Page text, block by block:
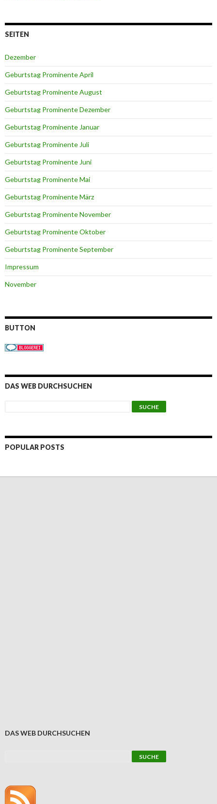
SEITEN
Dezember
Geburtstag Prominente April
Geburtstag Prominente August
Geburtstag Prominente Dezember
Geburtstag Prominente Januar
Geburtstag Prominente Juli
Geburtstag Prominente Juni
Geburtstag Prominente Mai
Geburtstag Prominente März
Geburtstag Prominente November
Geburtstag Prominente Oktober
Geburtstag Prominente September
Impressum
November
BUTTON
DAS WEB DURCHSUCHEN
POPULAR POSTS
DAS WEB DURCHSUCHEN